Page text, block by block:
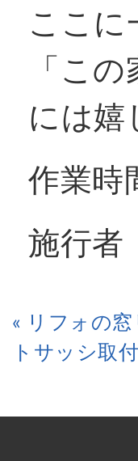
ここに
「こ
には
作業
施行
« リフォの
トサッシ取